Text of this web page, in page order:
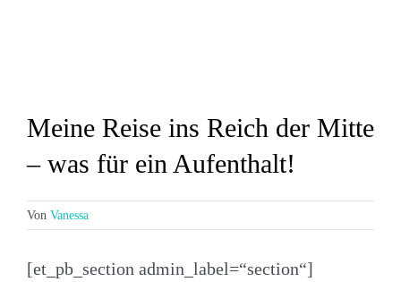
Meine Reise ins Reich der Mitte
– was für ein Aufenthalt!
Von Vanessa
[et_pb_section admin_label=“section“]